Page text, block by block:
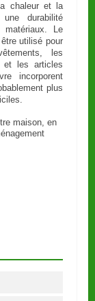
chaleur et la
durabilité
matériaux. Le
utilisé pour
les
et les articles
incorporent
plus
maison, en